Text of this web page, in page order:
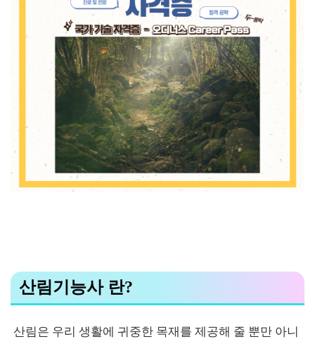
산림기능사 란?
산림은 우리 생활에 귀중한 목재를 제공해 줄 뿐만 아니